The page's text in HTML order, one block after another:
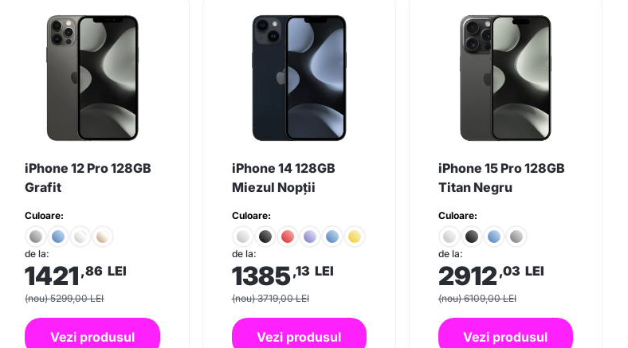
iPhone 12 Pro 128GB
Grafit
Culoare:
de la:
1421 ,86 LEI
(nou) 5299,00 LEI
Vezi produsul
iPhone 14 128GB
Miezul Nopții
Culoare:
de la:
1385,13 LEI
(nou) 3719,00 LEI
Vezi produsul
iPhone 15 Pro 128GB
Titan Negru
Culoare:
de la:
2912 ,03 LEI
(nou) 6109,00 LEI
Vezi produsul